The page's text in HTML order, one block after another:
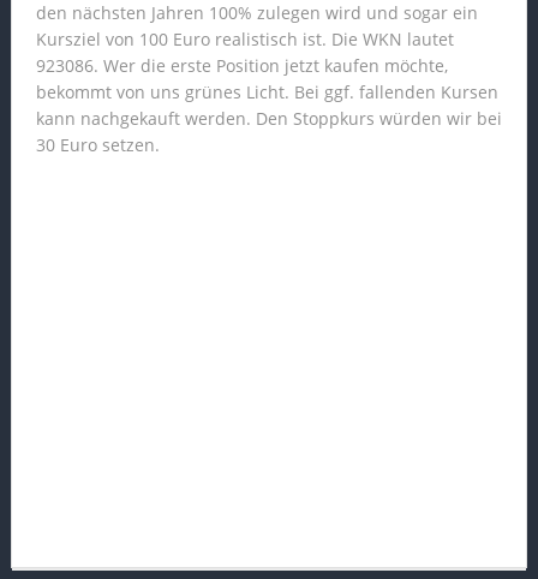
den nächsten Jahren 100% zulegen wird und sogar ein
Kursziel von 100 Euro realistisch ist. Die WKN lautet
923086. Wer die erste Position jetzt kaufen möchte,
bekommt von uns grünes Licht. Bei ggf. fallenden Kursen
kann nachgekauft werden. Den Stoppkurs würden wir bei
30 Euro setzen.